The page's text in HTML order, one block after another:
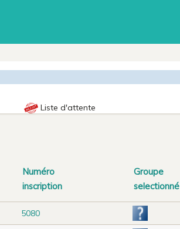
Liste d'attente
Numéro
inscription
Groupe
selectionné
5080